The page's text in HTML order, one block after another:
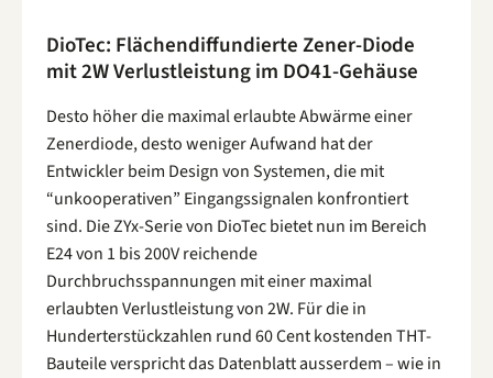
DioTec: Flächendiffundierte Zener-Diode
mit 2W Verlustleistung im DO41-Gehäuse
Desto höher die maximal erlaubte Abwärme einer
Zenerdiode, desto weniger Aufwand hat der
Entwickler beim Design von Systemen, die mit
“unkooperativen” Eingangssignalen konfrontiert
sind. Die ZYx-Serie von DioTec bietet nun im Bereich
E24 von 1 bis 200V reichende
Durchbruchsspannungen mit einer maximal
erlaubten Verlustleistung von 2W. Für die in
Hunderterstückzahlen rund 60 Cent kostenden THT-
Bauteile verspricht das Datenblatt ausserdem – wie in